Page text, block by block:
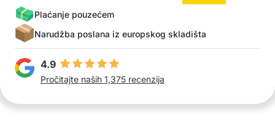
Plaćanje pouzećem
Narudžba poslana iz europskog skladišta
4.9
Pročitajte naših 1,375 recenzija